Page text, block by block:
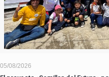
05/08/2026